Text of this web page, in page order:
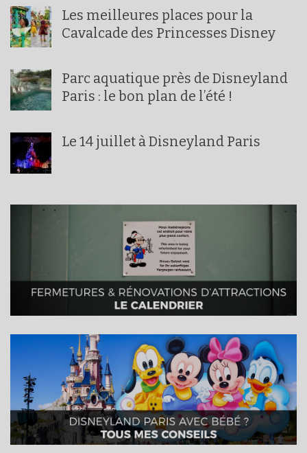
Les meilleures places pour la
Cavalcade des Princesses Disney
Parc aquatique près de Disneyland
Paris : le bon plan de l’été !
Le 14 juillet à Disneyland Paris